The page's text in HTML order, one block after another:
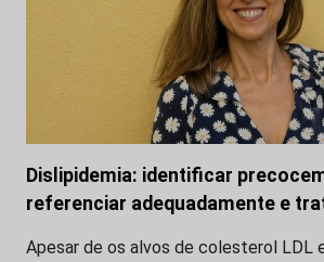
Dislipidemia: identificar
referenciar adequadamente e
Apesar de os alvos de colesterol LDL